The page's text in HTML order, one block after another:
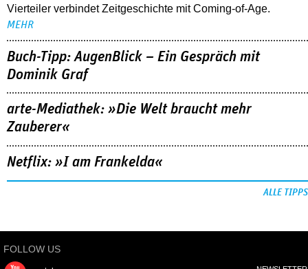
Vierteiler verbindet Zeitgeschichte mit Coming-of-Age.
MEHR
Buch-Tipp: AugenBlick – Ein Gespräch mit
Dominik Graf
arte-Mediathek: »Die Welt braucht mehr
Zauberer«
Netflix: »I am Frankelda«
ALLE TIPPS
FOLLOW US